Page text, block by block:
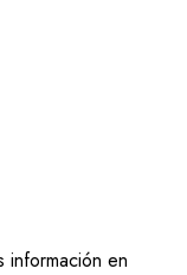
información en